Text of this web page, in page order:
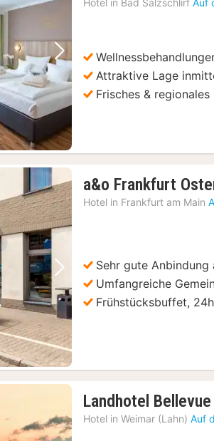
Nächstes Bild
Hotel in Bad Salzschlirf Auf
Attraktive Lage
Frisches & regionales
Nächstes Bild
a&o Frankfurt
Hotel in Frankfurt am Main
Sehr gute Anbindung
Umfangreiche
Frühstücksbuffet,
Landhotel Bellevue
Hotel in Weimar (Lahn) Auf